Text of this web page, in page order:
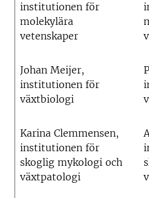
institutionen för
molekylära
vetenskaper
Johan Meijer,
institutionen för
växtbiologi
Karina Clemmensen,
institutionen för
skoglig mykologi och
växtpatologi